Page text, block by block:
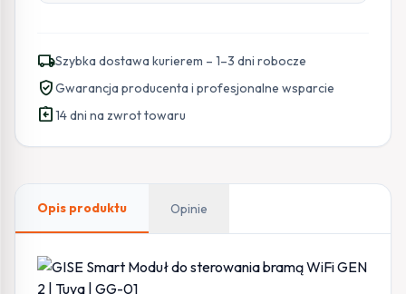
local_shippingSzybka dostawa kurierem – 1–3 dni robocze
verified_userGwarancja producenta i profesjonalne wsparcie
assignment_return14 dni na zwrot towaru
Opis produktu Opinie